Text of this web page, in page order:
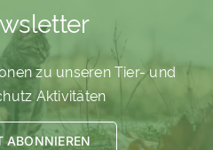
zu unseren Tier- und
Aktivitäten
ABONNIEREN